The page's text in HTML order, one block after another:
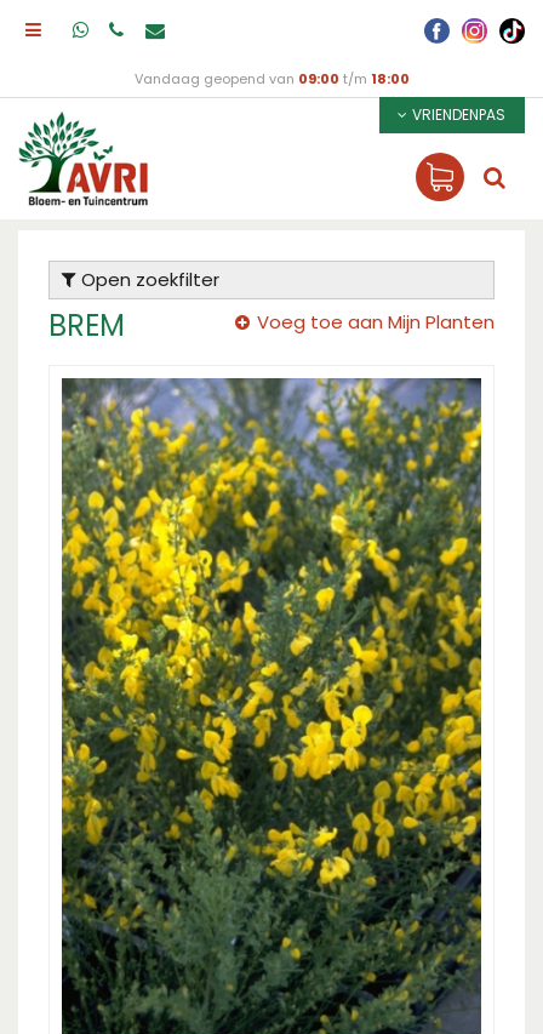
Vandaag geopend van 09:00 t/m 18:00
VRIENDENPAS
Open zoekfilter
BREM Voeg toe aan Mijn Planten